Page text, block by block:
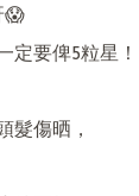
😱
定要俾5粒星！
髮傷晒，